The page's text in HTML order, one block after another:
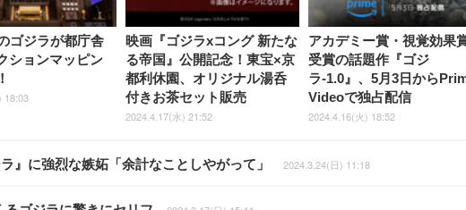
ゴジラが都庁舎
ションマッピン
18:03
映画『ゴジラxコング 新たな
る帝国』公開記念！東宝×京
都利休園、オリジナル湯呑
付きお茶セット販売
2024.4.17(水) 21:52
アカデミー賞・視覚効果
受賞の話題作『ゴジ
ラ-1.0』、5月3日から
Videoで独占配信
2024.4.16(火) 18:52
』に強烈な嫉妬「余計なことしやがって」 2024.3.24(日) 11:18